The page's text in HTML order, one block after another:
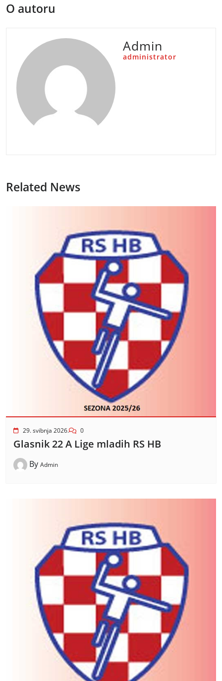
O autoru
Admin
administrator
Related News
29. svibnja 2026. 0
Glasnik 22 A Lige mladih RS HB
By Admin